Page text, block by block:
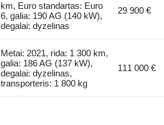
km, Euro standartas: Euro
6, galia: 190 AG (140 kW),
degalai: dyzelinas
29 900 €
Metai: 2021, rida: 1 300 km,
galia: 186 AG (137 kW),
degalai: dyzelinas,
transporteris: 1 800 kg
111 000 €